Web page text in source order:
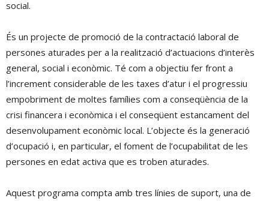
social.
És un projecte de promoció de la contractació laboral de
persones aturades per a la realització d’actuacions d’interès
general, social i econòmic. Té com a objectiu fer front a
l’increment considerable de les taxes d’atur i el progressiu
empobriment de moltes famílies com a conseqüència de la
crisi financera i econòmica i el conseqüent estancament del
desenvolupament econòmic local. L’objecte és la generació
d’ocupació i, en particular, el foment de l’ocupabilitat de les
persones en edat activa que es troben aturades.
Aquest programa compta amb tres línies de suport, una de